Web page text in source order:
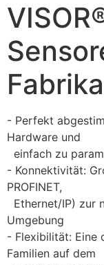
- Perfekt
Hardware und
einfach zu
- Konnektivität:
PROFINET,
Umgebung
- Flexibilität: Eine
Familien auf dem